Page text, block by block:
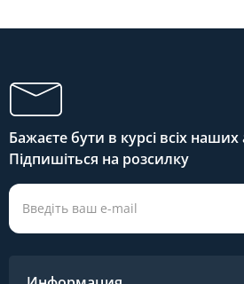
Бажаєте бути в курсі всіх
Підпишіться на розсилку